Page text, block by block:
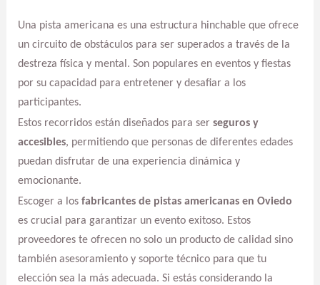
Una pista americana es una estructura hinchable que ofrece
un circuito de obstáculos para ser superados a través de la
destreza física y mental. Son populares en eventos y fiestas
por su capacidad para entretener y desafiar a los
participantes.
Estos recorridos están diseñados para ser seguros y
accesibles, permitiendo que personas de diferentes edades
puedan disfrutar de una experiencia dinámica y
emocionante.
Escoger a los fabricantes de pistas americanas en Oviedo
es crucial para garantizar un evento exitoso. Estos
proveedores te ofrecen no solo un producto de calidad sino
también asesoramiento y soporte técnico para que tu
elección sea la más adecuada. Si estás considerando la